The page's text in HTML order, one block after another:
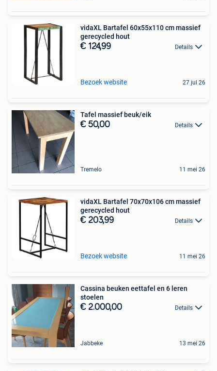
vidaXL Bartafel 60x55x110 cm massief
gerecycled hout
€ 124,99 Details
Bezoek website 27 jul 26
Tafel massief beuk/eik
€ 50,00 Details
Tremelo 11 mei 26
vidaXL Bartafel 70x70x106 cm massief
gerecycled hout
€ 203,99 Details
Bezoek website 11 mei 26
Cassina beuken eettafel en 6 leren
stoelen
€ 2.000,00 Details
Jabbeke 13 mei 26